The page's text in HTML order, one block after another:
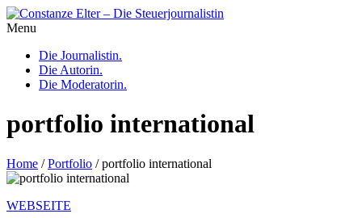
Menu
Die Journalistin.
Die Autorin.
Die Moderatorin.
portfolio international
Home /Portfolio /portfolio international
WEBSEITE